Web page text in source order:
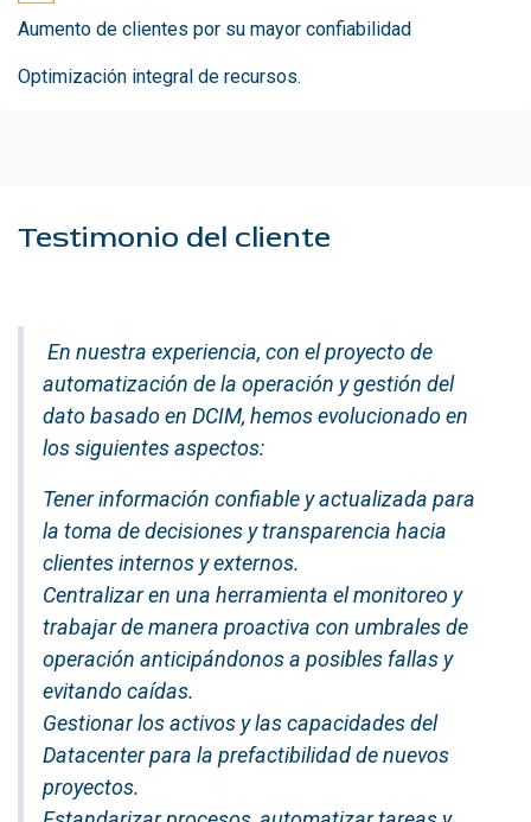
Aumento de clientes por su mayor confiabilidad
Optimización integral de recursos.
Testimonio del cliente
En nuestra experiencia, con el proyecto de
automatización de la operación y gestión del
dato basado en DCIM, hemos evolucionado en
los siguientes aspectos:
Tener información confiable y actualizada para
la toma de decisiones y transparencia hacia
clientes internos y externos.
Centralizar en una herramienta el monitoreo y
trabajar de manera proactiva con umbrales de
operación anticipándonos a posibles fallas y
evitando caídas.
Gestionar los activos y las capacidades del
Datacenter para la prefactibilidad de nuevos
proyectos.